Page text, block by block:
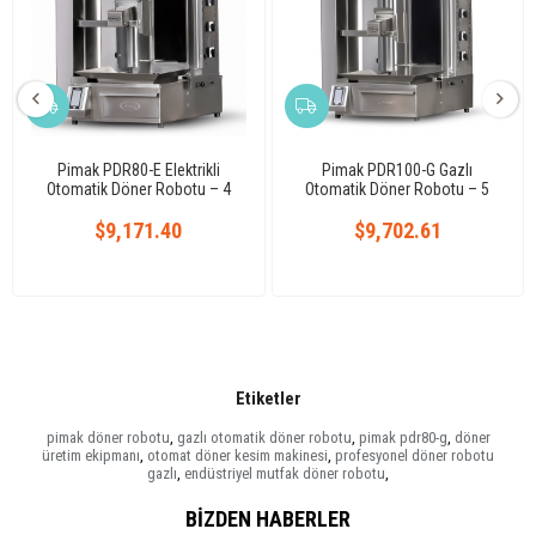
Pimak PDR80-E Elektrikli
Otomatik Döner Robotu – 4
$9,171.40
Pimak PDR100-G Gazlı
Otomatik Döner Robotu – 5
$9,702.61
Etiketler
pimak döner robotu gazlı otomatik döner robotu pimak pdr80-g döner
üretim ekipmanı otomat döner kesim makinesi profesyonel döner robotu
gazlı endüstriyel mutfak döner robotu
BIZDEN HABERLER